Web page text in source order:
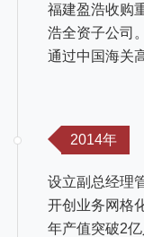
福建盈浩收购
浩全资子公司。
通过中国海关
2014年
设立副总经理
开创业务网格
年产值突破2亿